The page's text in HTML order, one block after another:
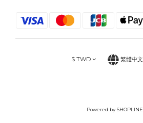
$ TWD 繁體中文
Powered by SHOPLINE